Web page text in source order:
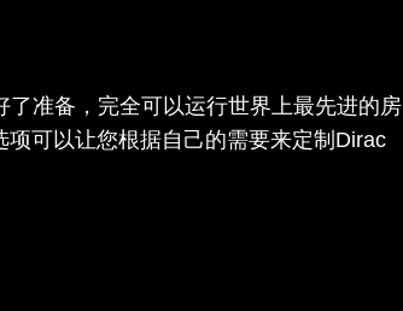
了准备，完全可以运行世界上最先进的房
可以让您根据自己的需要来定制Dirac